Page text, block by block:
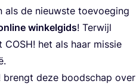
als de nieuw­ste toe­voe­ging
win­kel­gids! Ter­wijl
COSH! het als haar mis­sie
brengt deze bood­schap over